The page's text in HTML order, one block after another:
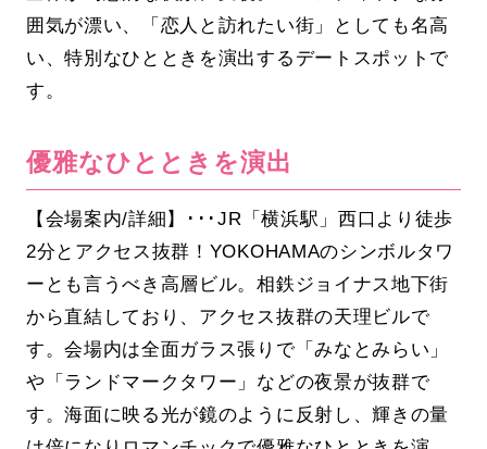
囲気が漂い、「恋人と訪れたい街」としても名高
い、特別なひとときを演出するデートスポットで
す。
優雅なひとときを演出
【会場案内/詳細】･･･JR「横浜駅」西口より徒歩
2分とアクセス抜群！YOKOHAMAのシンボルタワ
ーとも言うべき高層ビル。相鉄ジョイナス地下街
から直結しており、アクセス抜群の天理ビルで
す。会場内は全面ガラス張りで「みなとみらい」
や「ランドマークタワー」などの夜景が抜群で
す。海面に映る光が鏡のように反射し、輝きの量